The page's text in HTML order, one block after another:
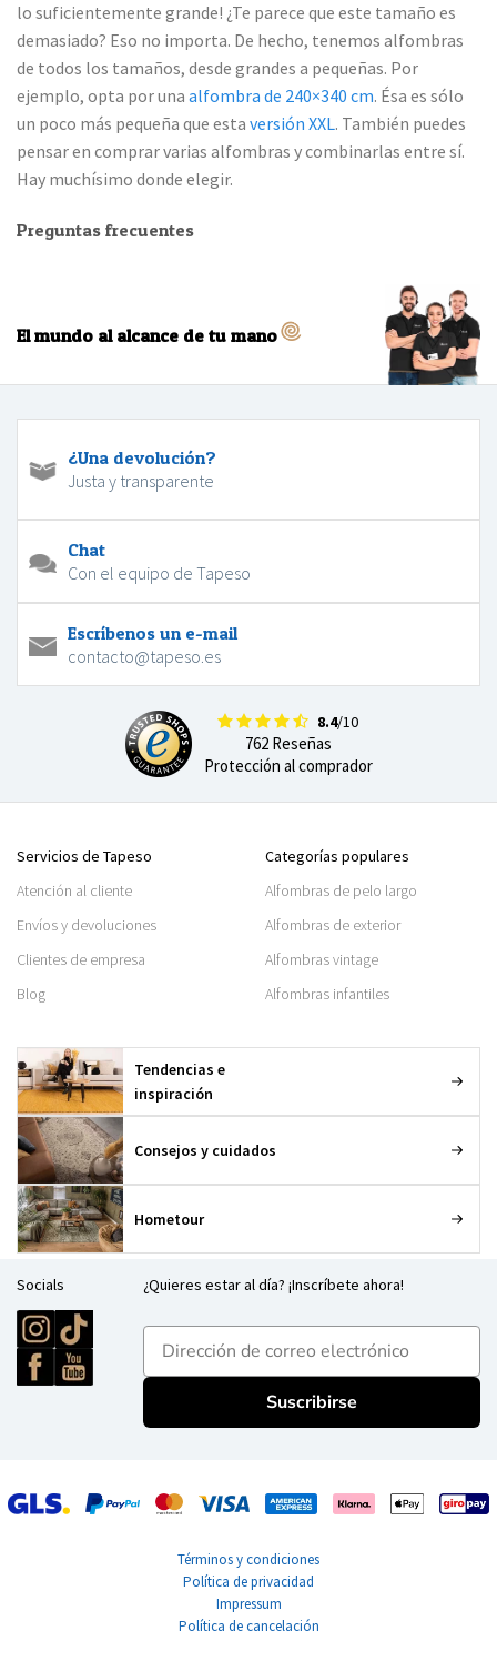
lo suficientemente grande! ¿Te parece que este tamaño es
demasiado? Eso no importa. De hecho, tenemos alfombras
de todos los tamaños, desde grandes a pequeñas. Por
ejemplo, opta por una alfombra de 240×340 cm. Ésa es sólo
un poco más pequeña que esta versión XXL. También puedes
pensar en comprar varias alfombras y combinarlas entre sí.
Hay muchísimo donde elegir.
Preguntas frecuentes
El mundo al alcance de tu mano
¿Una devolución?
Justa y transparente
Chat
Con el equipo de Tapeso
Escríbenos un e-mail
contacto@tapeso.es
8.4/10
762 Reseñas
Protección al comprador
Servicios de Tapeso
Atención al cliente
Envíos y devoluciones
Clientes de empresa
Blog
Categorías populares
Alfombras de pelo largo
Alfombras de exterior
Alfombras vintage
Alfombras infantiles
Tendencias e
inspiración
Consejos y cuidados
Hometour
Socials ¿Quieres estar al día? ¡Inscríbete ahora!
E-mailadres
Suscribirse
Términos y condiciones
Política de privacidad
Impressum
Política de cancelación